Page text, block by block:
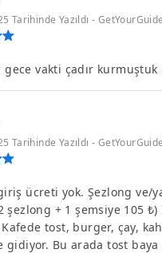
Tarihinde Yazıldı - GetYourGuide
vakti çadır kurmuştuk
Tarihinde Yazıldı - GetYourGuide
ücreti yok. Şezlong ve/
şezlong + 1 şemsiye 105
Kafede tost, burger, çay,
gidiyor. Bu arada tost